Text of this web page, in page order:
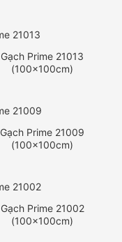
Gạch Prime 21013
(100x100cm)
Gạch Prime 21009
(100x100cm)
Gạch Prime 21002
(100x100cm)